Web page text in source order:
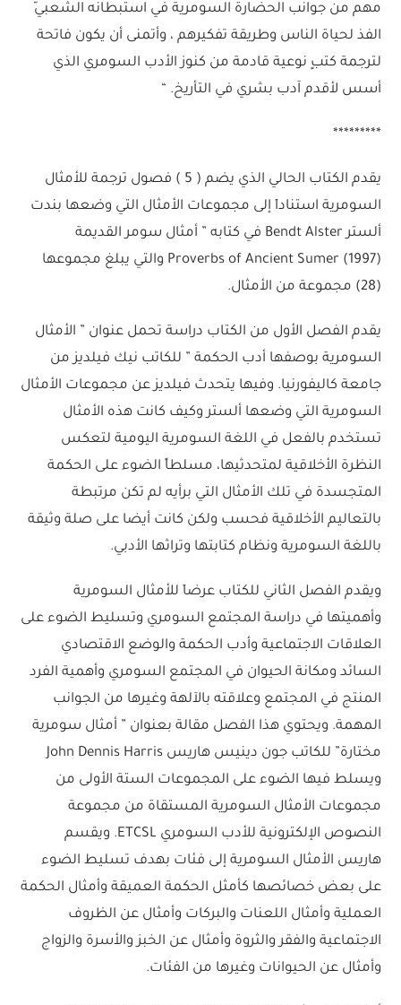
مهم من جوانب الحضارة السومرية في استبطانه الشعبيّ
الفذ لحياة الناس وطريقة تفكيرهم ، وأتمنى أن يكون فاتحة
لترجمة كتبٍ نوعية قادمة من كنوز الأدب السومري الذي
أسس لأقدم آدب بشري في التأريخ. “
*********
يقدم الكتاب الحالي الذي يضم ( 5 ) فصول ترجمة للأمثال
السومرية استناداَ إلى مجموعات الأمثال التي وضعها بندت
ألستر Bendt Alster في كتابه ” أمثال سومر القديمة
Proverbs of Ancient Sumer (1997) والتي يبلغ مجموعها
(28) مجموعة من الأمثال.
يقدم الفصل الأول من الكتاب دراسة تحمل عنوان ” الأمثال
السومرية بوصفها أدب الحكمة ” للكاتب نيك فيلديز من
جامعة كاليفورنيا. وفيها يتحدث فيلديز عن مجموعات الأمثال
السومرية التي وضعها ألستر وكيف كانت هذه الأمثال
تستخدم بالفعل في اللغة السومرية اليومية لتعكس
النظرة الأخلاقية لمتحدثيها، مسلطاً الضوء على الحكمة
المتجسدة في تلك الأمثال التي برأيه لم تكن مرتبطة
بالتعاليم الأخلاقية فحسب ولكن كانت أيضا على صلة وثيقة
باللغة السومرية ونظام كتابتها وتراثها الأدبي.
ويقدم الفصل الثاني للكتاب عرضاَ للأمثال السومرية
وأهميتها في دراسة المجتمع السومري وتسليط الضوء على
العلاقات الاجتماعية وأدب الحكمة والوضع الاقتصادي
السائد ومكانة الحيوان في المجتمع السومري وأهمية الفرد
المنتج في المجتمع وعلاقته بالآلهة وغيرها من الجوانب
المهمة. ويحتوي هذا الفصل مقالة بعنوان ” أمثال سومرية
مختارة” للكاتب جون دينيس هاريس John Dennis Harris
ويسلط فيها الضوء على المجموعات الستة الأولى من
مجموعات الأمثال السومرية المستقاة من مجموعة
النصوص الإلكترونية للأدب السومري ETCSL. ويقسم
هاريس الأمثال السومرية إلى فئات بهدف تسليط الضوء
على بعض خصائصها كأمثل الحكمة العميقة وأمثال الحكمة
العملية وأمثال اللعنات والبركات وأمثال عن الظروف
الاجتماعية والفقر والثروة وأمثال عن الخبز والأسرة والزواج
وأمثال عن الحيوانات وغيرها من الفئات.